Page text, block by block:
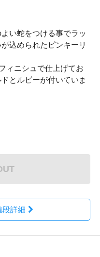
い蛇をつける事でラッ
込められたピンキーリ
ィニシュで仕上げてお
とルビーが付いていま
段詳細